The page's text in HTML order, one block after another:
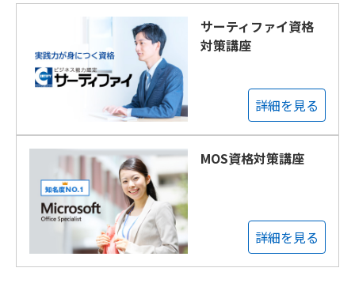
サーティファイ資格
対策講座
詳細を見る
MOS資格対策講座
詳細を見る